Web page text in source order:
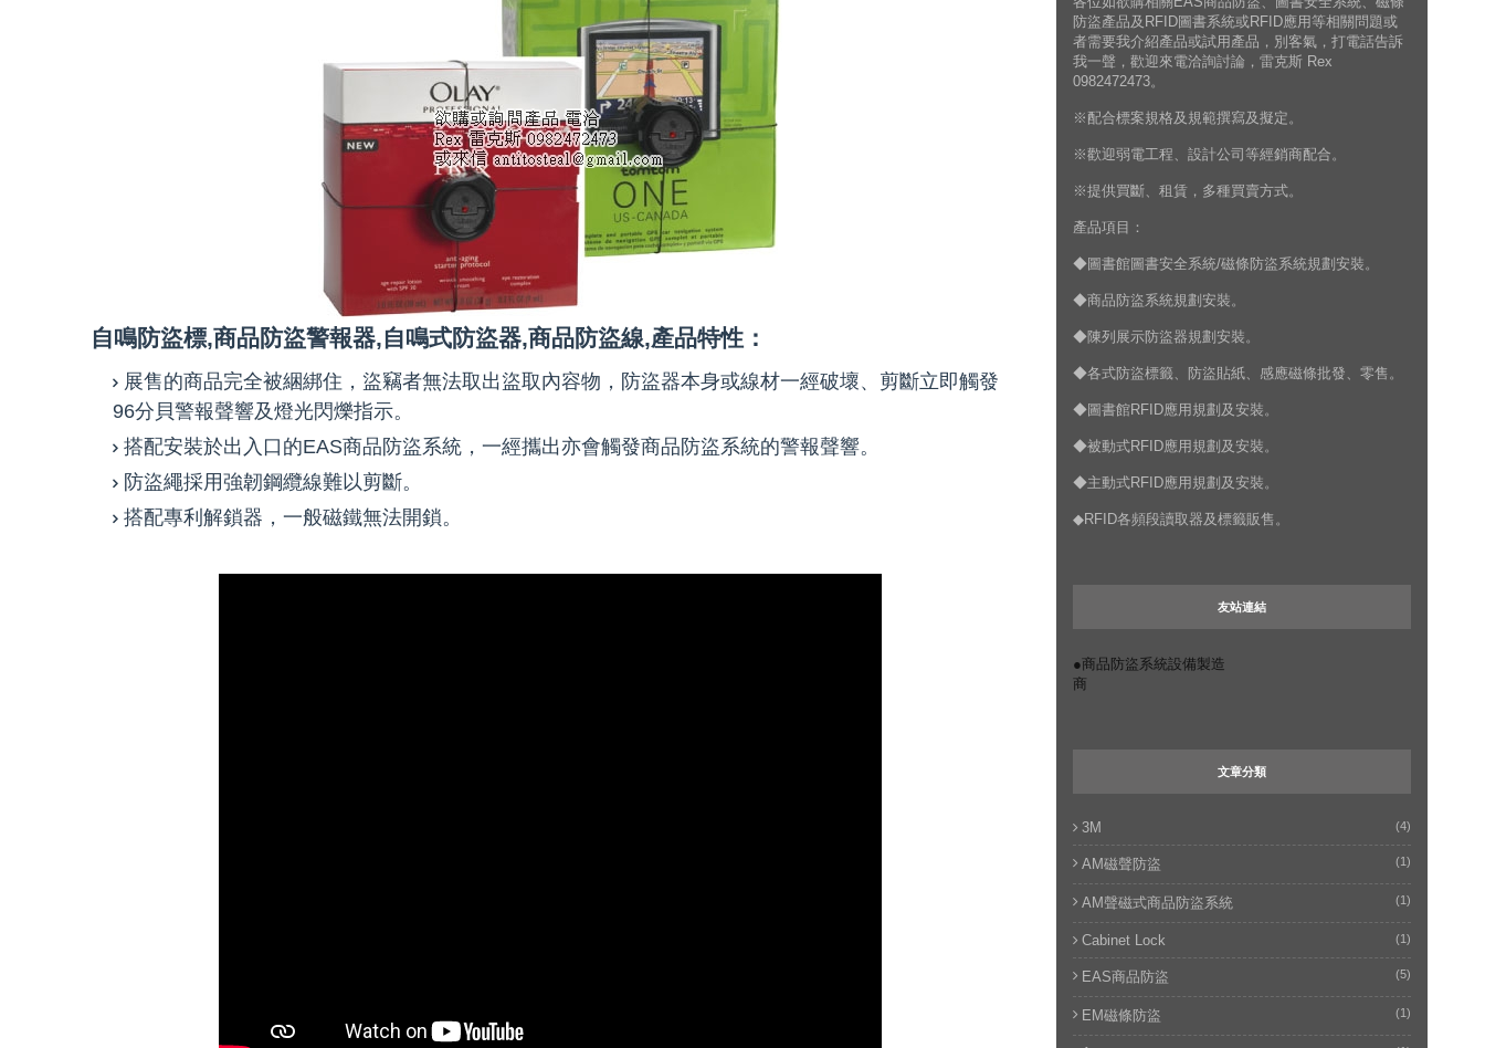
自鳴防盜標,商品防盜警報器,自鳴式防盜器,商品防盜線,產品特性：
展售的商品完全被綑綁住，盜竊者無法取出盜取內容物，防盜器本身或線材一經破壞、剪斷立即觸發
96分貝警報聲響及燈光閃爍指示。
搭配安裝於出入口的EAS商品防盜系統，一經攜出亦會觸發商品防盜系統的警報聲響。
防盜繩採用強韌鋼纜線難以剪斷。
搭配專利解鎖器，一般磁鐵無法開鎖。
防盜產品及RFID圖書系統或RFID應用等相關問題或
者需要我介紹產品或試用產品，別客氣，打電話告訴
我一聲，歡迎來電洽詢討論，雷克斯 Rex
0982472473。
※配合標案規格及規範撰寫及擬定。
※歡迎弱電工程、設計公司等經銷商配合。
※提供買斷、租賃，多種買賣方式。
產品項目：
◆圖書館圖書安全系統/磁條防盜系統規劃安裝。
◆商品防盜系統規劃安裝。
◆陳列展示防盜器規劃安裝。
◆各式防盜標籤、防盜貼紙、感應磁條批發、零售。
◆圖書館RFID應用規劃及安裝。
◆被動式RFID應用規劃及安裝。
◆主動式RFID應用規劃及安裝。
◆RFID各頻段讀取器及標籤販售。
友站連結
●商品防盜系統設備製造
商
文章分類
3M (4)
AM磁聲防盜 (1)
AM聲磁式商品防盜系統 (1)
Cabinet Lock (1)
EAS商品防盜 (5)
EM磁條防盜 (1)